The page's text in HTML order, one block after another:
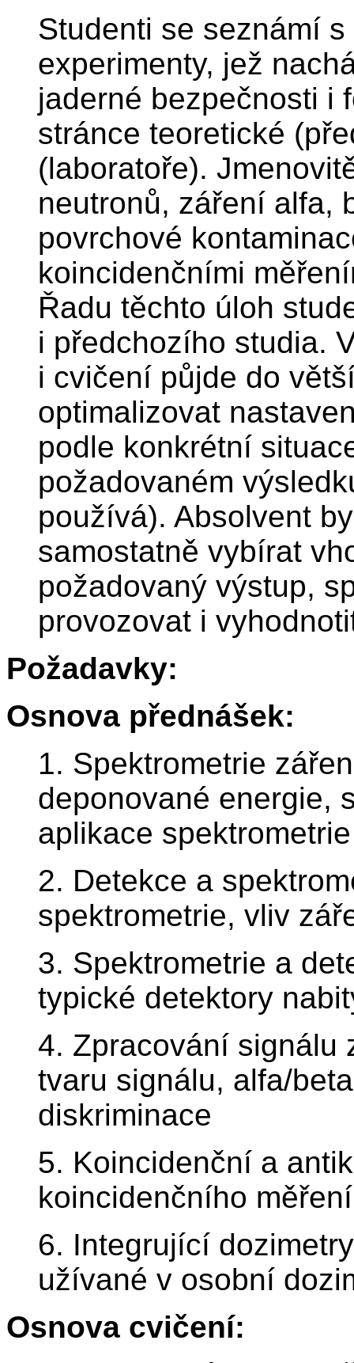
Studenti se seznámí
experimenty, jež
jaderné bezpečnosti i
stránce teoretické
(laboratoře).
neutronů, záření alfa,
povrchové
koincidenčními
Řadu těchto úloh
i předchozího studia.
i cvičení půjde do
optimalizovat
podle konkrétní
požadovaném
používá). Absolvent
samostatně vybírat
požadovaný výstup,
provozovat i
Požadavky:
Osnova přednášek:
1. Spektrometrie
deponované energie,
aplikace
2. Detekce a
spektrometrie, vliv
3. Spektrometrie a
typické detektory
4. Zpracování signálu
tvaru signálu, alfa/
diskriminace
5. Koincidenční a
koincidenčního
6. Integrující
užívané v osobní
Osnova cvičení: